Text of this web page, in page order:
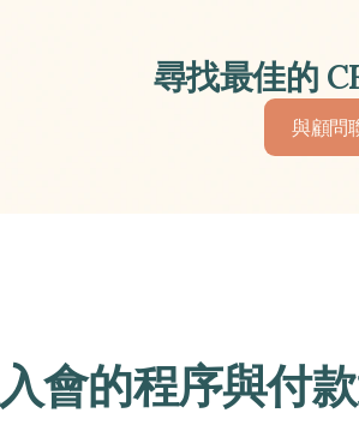
尋找最佳的
與顧問
會的程序與付